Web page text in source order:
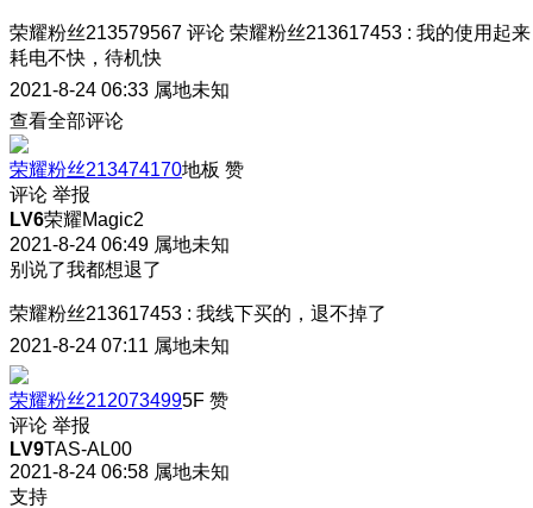
荣耀粉丝213579567 评论 荣耀粉丝213617453 : 我的使用起来
耗电不快，待机快
2021-8-24 06:33 属地未知
查看全部评论
荣耀粉丝213474170地板 赞
评论 举报
LV6荣耀Magic2
2021-8-24 06:49 属地未知
别说了我都想退了
荣耀粉丝213617453 : 我线下买的，退不掉了
2021-8-24 07:11 属地未知
荣耀粉丝2120734995F 赞
评论 举报
LV9TAS-AL00
2021-8-24 06:58 属地未知
支持